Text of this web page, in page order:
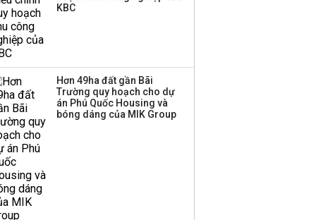
KBC
Hơn 49ha đất gần Bãi
Trường quy hoạch cho dự
án Phú Quốc Housing và
bóng dáng của MIK Group